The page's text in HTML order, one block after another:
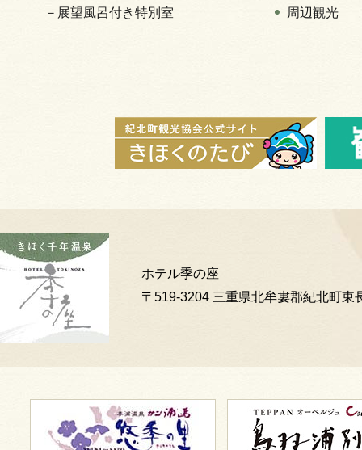
－展望風呂付き特別室
周辺観光
ホテル季の座
〒519-3204 三重県北牟婁郡紀北町東